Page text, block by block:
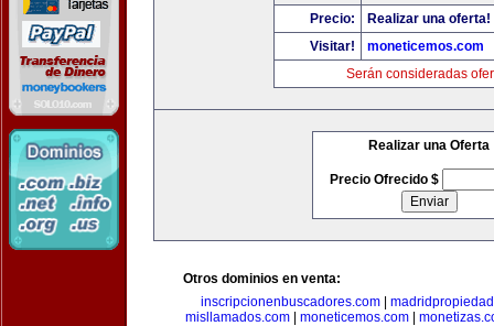
Precio:
Realizar una oferta!
Visitar!
moneticemos.com
Serán consideradas
Realizar una Oferta
Precio Ofrecido $
Otros dominios en venta:
inscripcionenbuscadores.com|
misllamados.com| moneticemos.com|